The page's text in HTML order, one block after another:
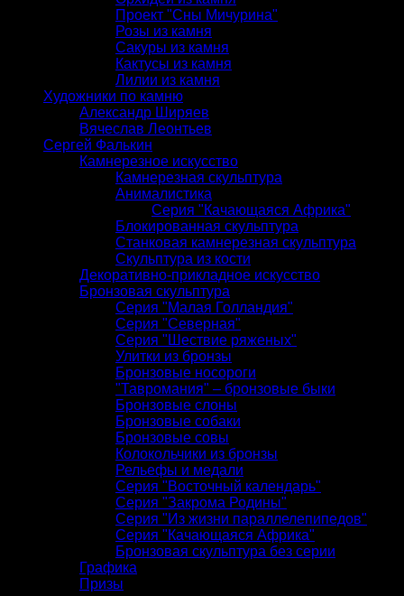
Проект "Сны Мичурина"
Розы из камня
Сакуры из камня
Кактусы из камня
Лилии из камня
Художники по камню
Александр Ширяев
Вячеслав Леонтьев
Сергей Фалькин
Камнерезное искусство
Камнерезная скульптура
Анималистика
Серия "Качающаяся Африка"
Блокированная скульптура
Станковая камнерезная скульптура
Скульптура из кости
Декоративно-прикладное искусство
Бронзовая скульптура
Серия "Малая Голландия"
Серия "Северная"
Серия "Шествие ряженых"
Улитки из бронзы
Бронзовые носороги
"Тавромания" – бронзовые быки
Бронзовые слоны
Бронзовые собаки
Бронзовые совы
Колокольчики из бронзы
Рельефы и медали
Серия "Восточный календарь"
Серия "Закрома Родины"
Серия "Из жизни параллелепипедов"
Серия "Качающаяся Африка"
Бронзовая скульптура без серии
Графика
Призы